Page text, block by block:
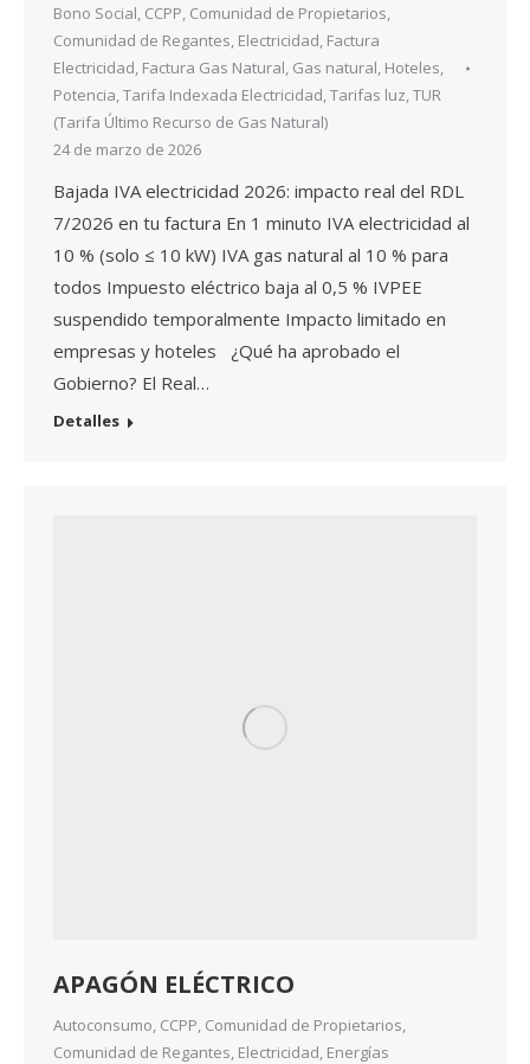
Bono Social, CCPP, Comunidad de Propietarios,
Comunidad de Regantes, Electricidad, Factura
Electricidad, Factura Gas Natural, Gas natural, Hoteles,
Potencia,Tarifa Indexada Electricidad,Tarifas luz,TUR
(Tarifa Último Recurso de Gas Natural)
24 de marzo de 2026
Bajada IVA electricidad 2026: impacto real del RDL
7/2026 en tu factura En 1 minuto IVA electricidad al
10 % (solo ≤ 10 kW) IVA gas natural al 10 % para
todos Impuesto eléctrico baja al 0,5 % IVPEE
suspendido temporalmente Impacto limitado en
empresas y hoteles ¿Qué ha aprobado el
Gobierno? El Real…
Detalles
APAGÓN ELÉCTRICO
Autoconsumo, CCPP, Comunidad de Propietarios,
Comunidad de Regantes, Electricidad, Energías